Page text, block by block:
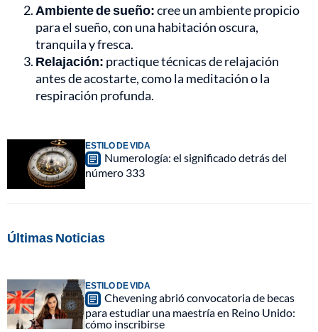
Ambiente de sueño:cree un ambiente propicio
para el sueño, con una habitación oscura,
tranquila y fresca.
Relajación: practique técnicas de relajación
antes de acostarte, como la meditación o la
respiración profunda.
ESTILO DE VIDA
Numerología: el significado detrás del
número 333
Últimas Noticias
ESTILO DE VIDA
Chevening abrió convocatoria de becas
para estudiar una maestría en Reino Unido:
cómo inscribirse